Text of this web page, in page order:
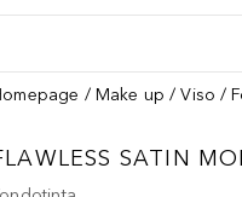
Make up Viso
SATIN